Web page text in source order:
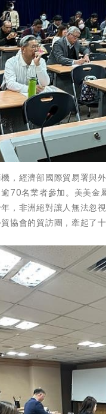
，經濟部國際貿易署與
70名業者參加。美美
，非洲絕對讓人無法忽
協會的貿訪團，牽起了